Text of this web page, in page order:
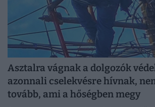
Asztalra vágnak a dolgozók
azonnali cselekvésre hívnak,
tovább, ami a hőségben megy